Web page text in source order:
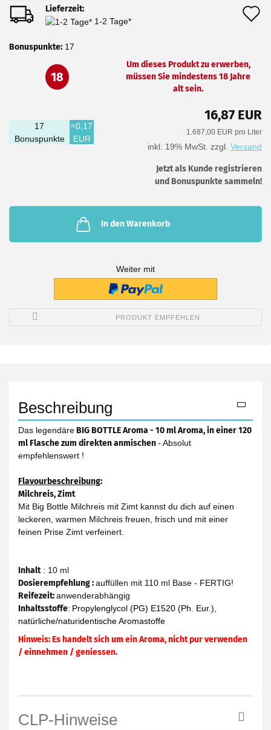
Lieferzeit:
1-2 Tage*
Bonuspunkte: 17
18
Um dieses Produkt zu erwerben,
müssen Sie mindestens 18 Jahre
alt sein.
16,87 EUR
1.687,00 EUR pro Liter
inkl. 19% MwSt. zzgl. Versand
17
Bonuspunkte
≈0,17
EUR
Jetzt als Kunde registrieren
und Bonuspunkte sammeln!
In den Warenkorb
Weiter mit
PRODUKT EMPFEHLEN
Beschreibung
Das legendäre BIG BOTTLE Aroma - 10 ml Aroma, in einer 120
ml Flasche zum direkten anmischen- Absolut
empfehlenswert !
Flavourbeschreibung:
Milchreis, Zimt
Mit Big Bottle Milchreis mit Zimt kannst du dich auf einen
leckeren, warmen Milchreis freuen, frisch und mit einer
feinen Prise Zimt verfeinert.
Inhalt : 10 ml
Dosierempfehlung :auffüllen mit 110 ml Base - FERTIG!
Reifezeit:anwenderabhängig
Inhaltsstoffe: Propylenglycol (PG) E1520 (Ph. Eur.),
natürliche/naturidentische Aromastoffe
Hinweis: Es handelt sich um ein Aroma, nicht pur verwenden
/ einnehmen / geniessen.
CLP-Hinweise